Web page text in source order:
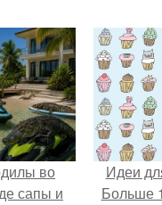
во
сапы и
Идеи
Больше